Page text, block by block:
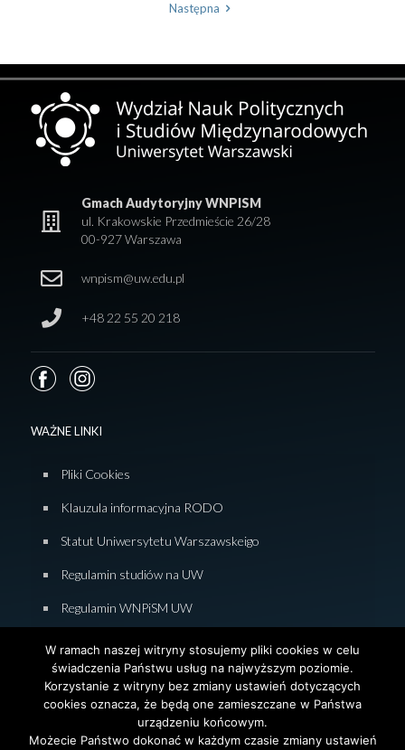
Następna
Gmach Audytoryjny WNPISM
ul. Krakowskie Przedmieście 26/28
00-927 Warszawa
wnpism@uw.edu.pl
+48 22 55 20 218
WAŻNE LINKI
Pliki Cookies
Klauzula informacyjna RODO
Statut Uniwersytetu Warszawskeigo
Regulamin studiów na UW
Regulamin WNPiSM UW
Deklaracja dostępności WNPiSM
W ramach naszej witryny stosujemy pliki cookies w celu
świadczenia Państwu usług na najwyższym poziomie.
Korzystanie z witryny bez zmiany ustawień dotyczących
cookies oznacza, że będą one zamieszczane w Państwa
urządzeniu końcowym.
Możecie Państwo dokonać w każdym czasie zmiany ustawień